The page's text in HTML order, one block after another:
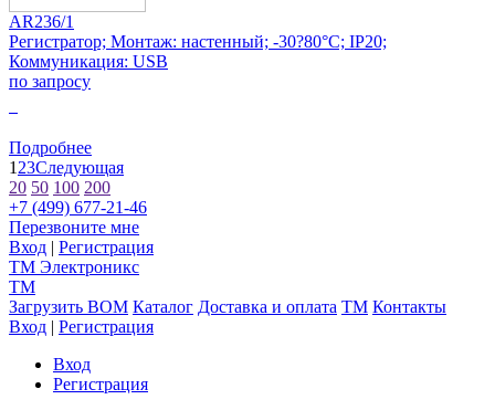
AR236/1
Регистратор; Монтаж: настенный; -30?80°C; IP20;
Коммуникация: USB
по запросу
Подробнее
1 23Следующая
20 50 100 200
+7 (499) 677-21-46
Перезвоните мне
Вход | Регистрация
TM Электроникс
TM
Загрузить BOM Каталог Доставка и оплата TM Контакты
Вход | Регистрация
Вход
Регистрация